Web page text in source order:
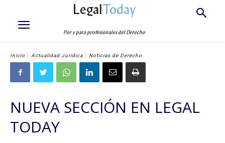
LegalToday
Por y para profesionales del Derecho
Inicio Actualidad Jurídica Noticias de Derecho
NUEVA SECCIÓN EN LEGAL
TODAY